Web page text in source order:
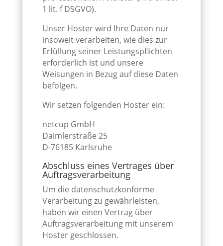
1 lit. f DSGVO).
Unser Hoster wird Ihre Daten nur
insoweit verarbeiten, wie dies zur
Erfüllung seiner Leistungspflichten
erforderlich ist und unsere
Weisungen in Bezug auf diese Daten
befolgen.
Wir setzen folgenden Hoster ein:
netcup GmbH
Daimlerstraße 25
D-76185 Karlsruhe
Abschluss eines Vertrages über
Auftragsverarbeitung
Um die datenschutzkonforme
Verarbeitung zu gewährleisten,
haben wir einen Vertrag über
Auftragsverarbeitung mit unserem
Hoster geschlossen.